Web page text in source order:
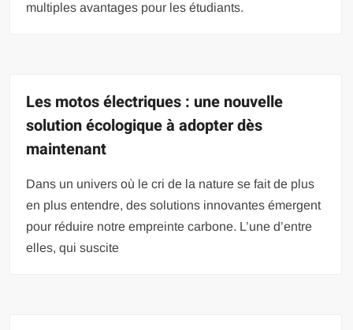
multiples avantages pour les étudiants.
Les motos électriques : une nouvelle
solution écologique à adopter dès
maintenant
Dans un univers où le cri de la nature se fait de plus
en plus entendre, des solutions innovantes émergent
pour réduire notre empreinte carbone. L’une d’entre
elles, qui suscite